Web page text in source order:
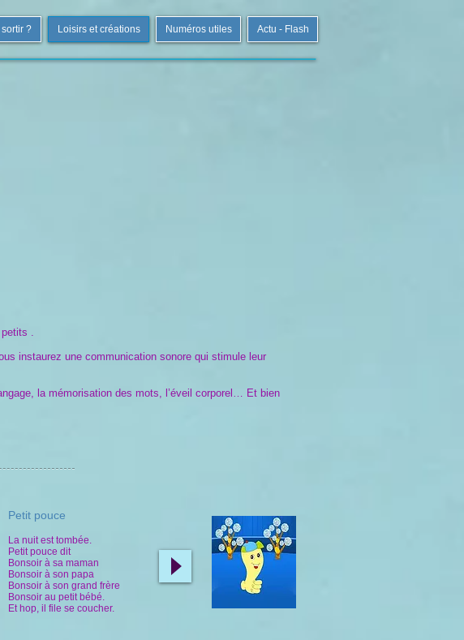
sortir ? Loisirs et créations Numéros utiles Actu - Flash
.
instaurez une communication sonore qui stimule leur
la mémorisation des mots, l’éveil corporel… Et bien
Petit pouce
La nuit est tombée.
Petit pouce dit
Bonsoir à sa maman
Bonsoir à son papa
Bonsoir à son grand frère
Bonsoir au petit bébé.
Et hop, il file se coucher.